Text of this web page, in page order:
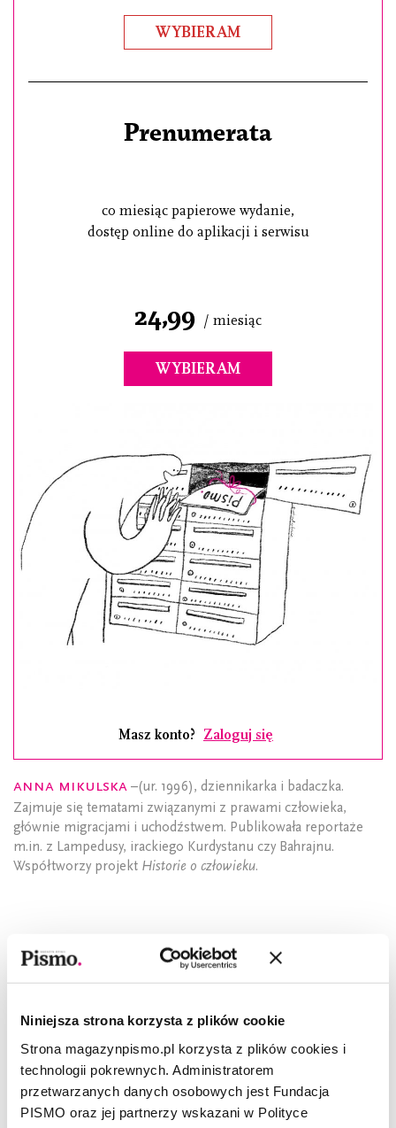
Niniejsza strona korzysta z plików cookie
Strona magazynpismo.pl korzysta z plików cookies i
technologii pokrewnych. Administratorem
przetwarzanych danych osobowych jest Fundacja
PISMO oraz jej partnerzy wskazani w Polityce
WYBIERAM
Prenumerata
co miesiąc papierowe wydanie,
dostęp online do aplikacji i serwisu
24,99 / miesiąc
WYBIERAM
Masz konto? Zaloguj się
Anna Mikulska –(ur. 1996), dziennikarka i badaczka.
Zajmuje się tematami związanymi z prawami człowieka,
głównie migracjami i uchodźstwem. Publikowała reportaże
m.in. z Lampedusy, irackiego Kurdystanu czy Bahrajnu.
Współtworzy projekt Historie o człowieku.
CZYTAJ TAKŻE